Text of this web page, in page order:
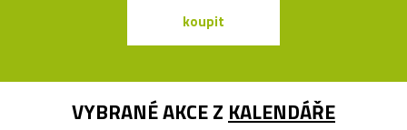
koupit
VYBRANÉ AKCE Z KALENDÁŘE